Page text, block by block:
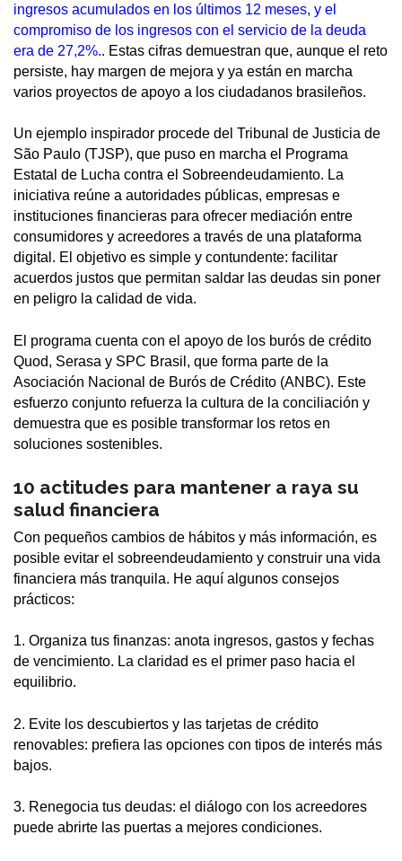
ingresos acumulados en los últimos 12 meses, y el
compromiso de los ingresos con el servicio de la deuda
era de 27,2%.. Estas cifras demuestran que, aunque el reto
persiste, hay margen de mejora y ya están en marcha
varios proyectos de apoyo a los ciudadanos brasileños.
Un ejemplo inspirador procede del Tribunal de Justicia de
São Paulo (TJSP), que puso en marcha el Programa
Estatal de Lucha contra el Sobreendeudamiento. La
iniciativa reúne a autoridades públicas, empresas e
instituciones financieras para ofrecer mediación entre
consumidores y acreedores a través de una plataforma
digital. El objetivo es simple y contundente: facilitar
acuerdos justos que permitan saldar las deudas sin poner
en peligro la calidad de vida.
El programa cuenta con el apoyo de los burós de crédito
Quod, Serasa y SPC Brasil, que forma parte de la
Asociación Nacional de Burós de Crédito (ANBC). Este
esfuerzo conjunto refuerza la cultura de la conciliación y
demuestra que es posible transformar los retos en
soluciones sostenibles.
10 actitudes para mantener a raya su
salud financiera
Con pequeños cambios de hábitos y más información, es
posible evitar el sobreendeudamiento y construir una vida
financiera más tranquila. He aquí algunos consejos
prácticos:
1. Organiza tus finanzas: anota ingresos, gastos y fechas
de vencimiento. La claridad es el primer paso hacia el
equilibrio.
2. Evite los descubiertos y las tarjetas de crédito
renovables: prefiera las opciones con tipos de interés más
bajos.
3. Renegocia tus deudas: el diálogo con los acreedores
puede abrirte las puertas a mejores condiciones.